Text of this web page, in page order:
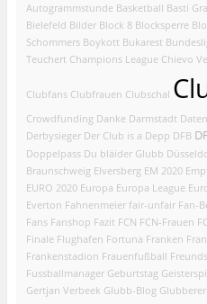
Autogrammstunde Basketball Basti
Bielefeld Bilder Block 8 Blocksperre
Schommers Boykott Bukarest
Teuchert Champions League Chievo
Clubfans Clubfrauen Clubschal
Crowdfunding Danke Darmstadt
Derbysieger Der Club is a Depp DFB
Doppelpass Du bläider Glubb
Braunschweig Elversberg EM 2020
EURO 2020 Europa Europa League
Everton Fahnenmeier fair-unfair Fan-
Fans Fanshop Fazit FCN FCN-Frauen
Finale Flughafen Fortuna Franken
Frankenstadion Frauenfußball
Fussballmanager Geburtstag
Gertjan Verbeek Glubb-Blog Glubberer